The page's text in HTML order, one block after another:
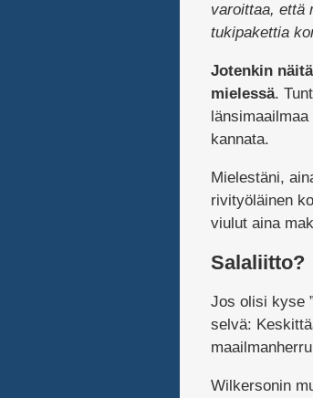
varoittaa, että
tukipakettia
Jotenkin
mielessä.
kannata.
Mielestäni,
rivityöläinen
viulut aina
Salaliitto?
Jos olisi kyse
selvä:
Wilkersonin